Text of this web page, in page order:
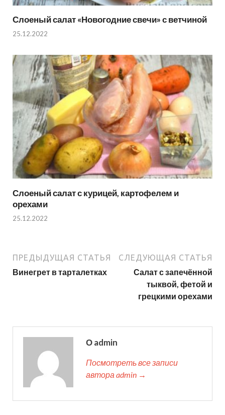
Слоеный салат «Новогодние свечи» с ветчиной
25.12.2022
Слоеный салат с курицей, картофелем и
орехами
25.12.2022
ПРЕДЫДУЩАЯ СТАТЬЯ
Винегрет в тарталетках
СЛЕДУЮЩАЯ СТАТЬЯ
Салат с запечённой
тыквой, фетой и
грецкими орехами
О admin
Посмотреть все записи
автора admin →